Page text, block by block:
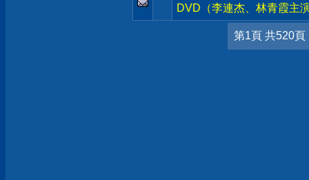
DVD（李連杰、林青霞主
第1頁 共520頁